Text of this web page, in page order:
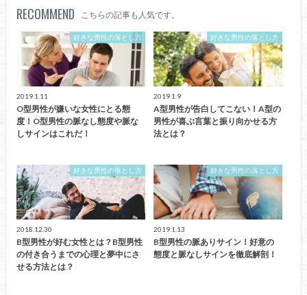
RECOMMEND こちらの記事も人気です。
好きな男性の落とし方
2019.1.11
O型男性が嫌いな女性にとる態
度！O型男性の脈なし態度や脈な
しサインはこれだ！
好きな男性の落とし方
2019.1.9
A型男性が告白してこない！A型の
男性が喜ぶ言葉と振り向かせる方
法とは？
好きな男性の落とし方
2018.12.30
B型男性が好む女性とは？B型男性
の付き合うまでの心理と夢中にさ
せる方法とは？
好きな男性の落とし方
2019.1.13
B型男性の脈ありサイン！好意の
態度と脈なしサインを徹底解剖！